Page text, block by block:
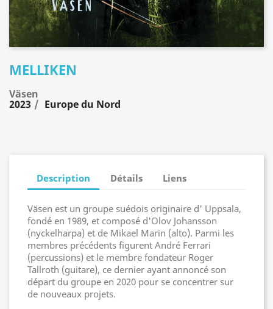
MELLIKEN
Väsen
2023 Europe du Nord
Description Détails Liens
Väsen est un groupe suédois originaire d' Uppsala,
fondé en 1989, et composé d'Olov Johansson
(nyckelharpa) et de Mikael Marin (alto). Parmi les
membres précédents figurent André Ferrari
(percussions) et le membre fondateur Roger
Tallroth (guitare), ce dernier ayant annoncé son
départ du groupe en 2020 pour se concentrer sur
de nouveaux projets.